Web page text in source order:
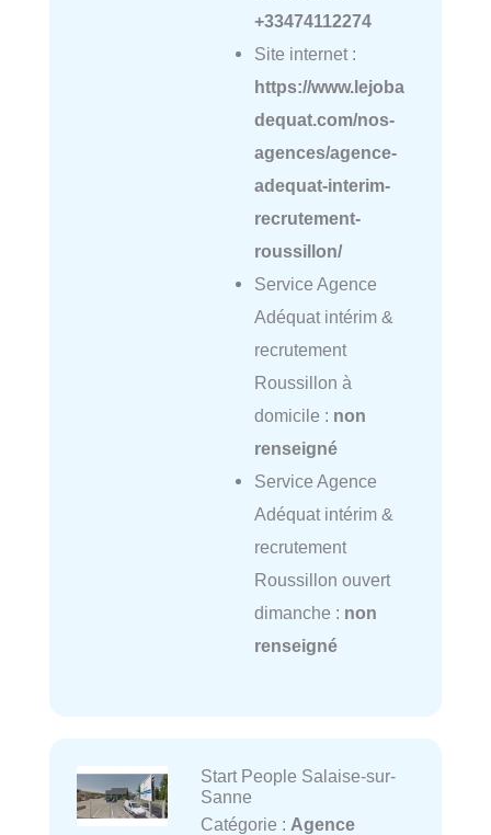
+33474112274
Site internet :
https://www.lejoba
dequat.com/nos-
agences/agence-
adequat-interim-
recrutement-
roussillon/
Service Agence
Adéquat intérim &
recrutement
Roussillon à
domicile : non
renseigné
Service Agence
Adéquat intérim &
recrutement
Roussillon ouvert
dimanche : non
renseigné
Start People Salaise-sur-
Sanne
Catégorie : Agence